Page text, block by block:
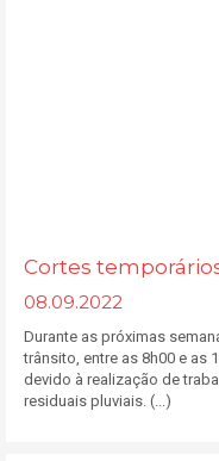
Cortes
08.09.2022
Durante as próximas
trânsito, entre as 8h00 e as
devido à realização de
residuais pluviais. (...)